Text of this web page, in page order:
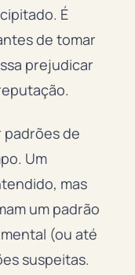
É
de tomar
prejudicar
padrões de
Um
mas
um padrão
(ou até
suspeitas.